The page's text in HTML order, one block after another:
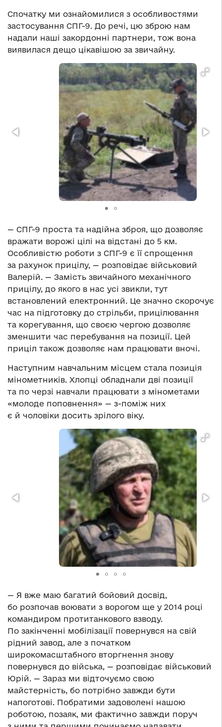
Спочатку ми ознайомилися з особливостями
застосування СПГ-9. До речі, цю зброю нам
надали наші закордонні партнери, тож вона
виявилася дещо цікавішою за звичайну.
— СПГ-9 проста та надійна зброя, що дозволяє
вражати ворожі цілі на відстані до 5 км.
Особливістю роботи з СПГ-9 є її спрощення
за рахунок прицілу, — розповідає військовий
Валерій. — Замість звичайного механічного
прицілу, до якого в нас усі звикли, тут
встановлений електронний. Це значно скорочує
час на підготовку до стрільби, прицілювання
та корегування, що своєю чергою дозволяє
зменшити час перебування на позиції. Цей
приціл також дозволяє нам працювати вночі.
Наступним навчальним місцем стала позиція
мінометників. Хлопці обладнали дві позиції
та по черзі навчали працювати з мінометами
«молоде поповнення» — з-поміж них
є й чоловіки досить зрілого віку.
— Я вже маю багатий бойовий досвід,
бо розпочав воювати з ворогом ще у 2014 році
командиром протитанкового взводу.
По закінченні мобілізації повернувся на свій
рідний завод, але з початком
широкомасштабного вторгнення знову
повернувся до війська, — розповідає військовий
Юрій. — Зараз ми відточуємо свою
майстерність, бо потрібно завжди бути
напоготові. Побратими задоволені нашою
роботою, позаяк, ми фактично завжди поруч